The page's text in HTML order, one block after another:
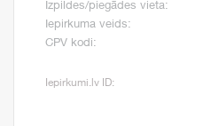
Izpildes/piegādes vieta:
Iepirkuma veids:
CPV kodi:
Iepirkumi.lv ID: